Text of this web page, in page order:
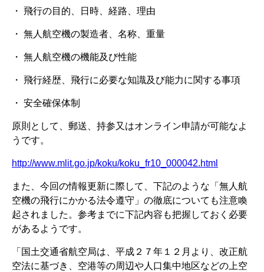
・ 飛行の目的、日時、経路、理由
・ 無人航空機の製造者、名称、重量
・ 無人航空機の機能及び性能
・ 飛行経歴、飛行に必要な知識及び能力に関する事項
・ 安全確保体制
原則として、郵送、持参又はオンライン申請が可能なよ
うです。
http://www.mlit.go.jp/koku/koku_fr10_000042.html
また、今回の情報更新に際して、下記のような「無人航
空機の飛行にかかる法令遵守」の徹底についても注意喚
起されました。参考までに下記内容も把握しておく必要
があるようです。
「国土交通省航空局は、平成２７年１２月より、改正航
空法に基づき、空港等の周辺や人口集中地区などの上空